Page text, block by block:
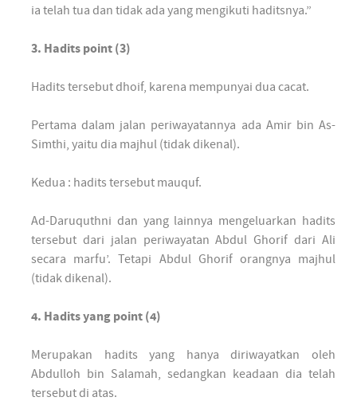
ia telah tua dan tidak ada yang mengikuti haditsnya.”
3. Hadits point (3)
Hadits tersebut dhoif, karena mempunyai dua cacat.
Pertama dalam jalan periwayatannya ada Amir bin As-
Simthi, yaitu dia majhul (tidak dikenal).
Kedua : hadits tersebut mauquf.
Ad-Daruquthni dan yang lainnya mengeluarkan hadits
tersebut dari jalan periwayatan Abdul Ghorif dari Ali
secara marfu’. Tetapi Abdul Ghorif orangnya majhul
(tidak dikenal).
4. Hadits yang point (4)
Merupakan hadits yang hanya diriwayatkan oleh
Abdulloh bin Salamah, sedangkan keadaan dia telah
tersebut di atas.